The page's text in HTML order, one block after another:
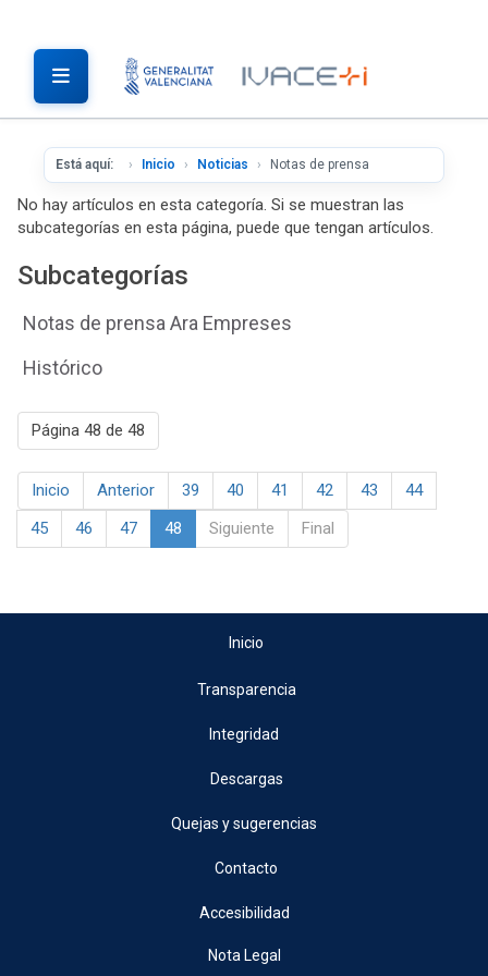
Está aquí: Inicio Noticias Notas de prensa
No hay artículos en esta categoría. Si se muestran las
subcategorías en esta página, puede que tengan artículos.
Subcategorías
Notas de prensa Ara Empreses
Histórico
Página 48 de 48
Inicio Anterior 39 40 41 42 43
44
45
46 47 48 Siguiente Final
Inicio
Transparencia
Integridad
Descargas
Quejas y sugerencias
Contacto
Accesibilidad
Nota Legal